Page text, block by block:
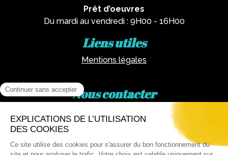
Prêt d’oeuvres
Du mardi au vendredi : 9H00 - 16H00
Liens utiles
Mentions légales
Nous contacter
02 62 81 77 60
Via email : artotheque@cg974.fr